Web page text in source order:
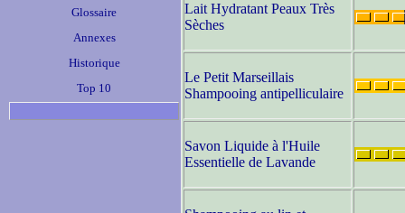
Glossaire
Annexes
Historique
Top 10
Lait Hydratant Peaux Très
Sèches
Le Petit Marseillais
Shampooing antipelliculaire
Savon Liquide à l'Huile
Essentielle de Lavande